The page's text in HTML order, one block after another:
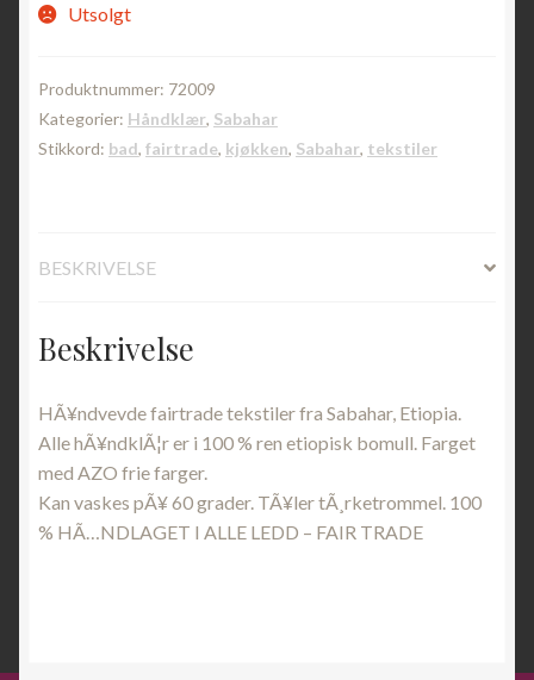
Utsolgt
Produktnummer: 72009
Kategorier: Håndklær, Sabahar
Stikkord: bad, fairtrade, kjøkken, Sabahar, tekstiler
BESKRIVELSE
Beskrivelse
HÃ¥ndvevde fairtrade tekstiler fra Sabahar, Etiopia.
Alle hÃ¥ndklÃ¦r er i 100 % ren etiopisk bomull. Farget
med AZO frie farger.
Kan vaskes pÃ¥ 60 grader. TÃ¥ler tÃ¸rketrommel. 100
% HÃ…NDLAGET I ALLE LEDD – FAIR TRADE